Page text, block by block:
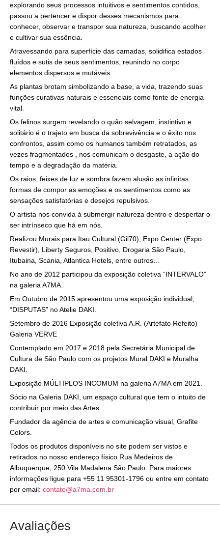
explorando seus processos intuitivos e sentimentos contidos,
passou a pertencer e dispor desses mecanismos para
conhecer, observar e transpor sua natureza, buscando acolher
e cultivar sua essência.
Atravessando para superfície das camadas, solidifica estados
fluídos e sutis de seus sentimentos, reunindo no corpo
elementos dispersos e mutáveis.
As plantas brotam simbolizando a base, a vida, trazendo suas
funções curativas naturais e essenciais como fonte de energia
vital.
Os felinos surgem revelando o quão selvagem, instintivo e
solitário é o trajeto em busca da sobrevivência e o êxito nos
confrontos, assim como os humanos também retratados, as
vezes fragmentados , nos comunicam o desgaste, a ação do
tempo e a degradação da matéria.
Os raios, feixes de luz e sombra fazem alusão as infinitas
formas de compor as emoções e os sentimentos como as
sensações satisfatórias e desejos repulsivos.
O artista nos convida à submergir natureza dentro e despertar o
ser intrínseco que há em nós.
Realizou Murais para Itau Cultural (Gil70), Expo Center (Expo
Revestir), Liberty Seguros, Positivo, Drogaria São Paulo,
Itubaina, Scania, Atlantica Hotels, entre outros…
No ano de 2012 participou da exposição coletiva “INTERVALO”
na galeria A7MA.
Em Outubro de 2015 apresentou uma exposição individual,
“DISPUTAS” no Atelie DAKI.
Setembro de 2016 Exposição coletiva A.R. (Artefato Refeito)
Galeria VERVE
Contemplado em 2017 e 2018 pela Secretária Municipal de
Cultura de São Paulo com os projetos Mural DAKI e Muralha
DAKI.
Exposição MÚLTIPLOS INCOMUM na galeria A7MA em 2021.
Sócio na Galeria DAKI, um espaço cultural que tem o intuito de
contribuir por meio das Artes.
Fundador da agência de artes e comunicação visual, Grafite
Colors.
Todos os produtos disponíveis no site podem ser vistos e
retirados no nosso endereço físico Rua Medeiros de
Albuquerque, 250 Vila Madalena São Paulo. Para maiores
informações ligue para +55 11 95301-1796 ou entre em contato
por email: contato@a7ma.com.br
Avaliações